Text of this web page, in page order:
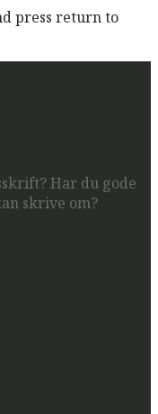
press return to
Har du gode
skrive om?